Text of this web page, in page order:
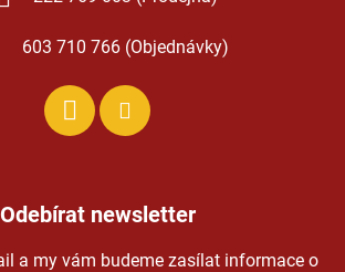
603 710 766 (Objednávky)
Odebírat newsletter
a my vám budeme zasílat informace o